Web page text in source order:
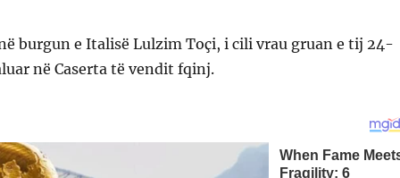
burgun e Italisë Lulzim Toçi, i cili vrau gruan e tij 24-
në Caserta të vendit fqinj.